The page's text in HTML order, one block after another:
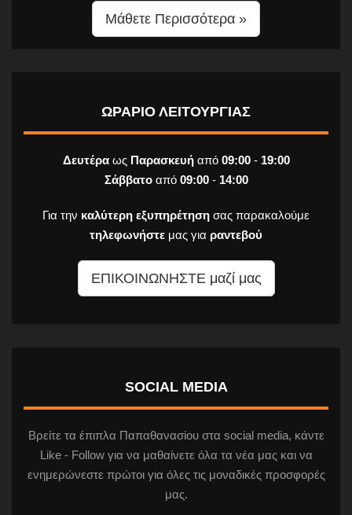
Μάθετε Περισσότερα »
ΩΡΑΡΙΟ ΛΕΙΤΟΥΡΓΙΑΣ
Δευτέραως Παρασκευήαπό 09:00- 19:00
Σάββατοαπό 09:00- 14:00
Για την καλύτερη εξυπηρέτηση σας παρακαλούμε
τηλεφωνήστε μας για ραντεβού
ΕΠΙΚΟΙΝΩΝΗΣΤΕ μαζί μας
SOCIAL MEDIA
Βρείτε τα έπιπλα Παπαθανασίου στα social media, κάντε
Like - Follow για να μαθαίνετε όλα τα νέα μας και να
ενημερώνεστε πρώτοι για όλες τις μοναδικές προσφορές
μας.